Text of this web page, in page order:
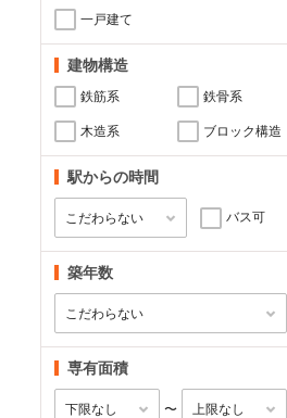
一戸建て
建物構造
鉄筋系 鉄骨系
木造系 ブロック構造
駅からの時間
バス可
築年数
専有面積
〜